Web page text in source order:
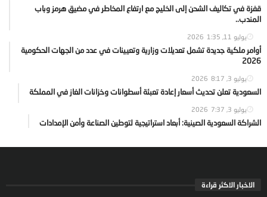
قفزة في تكاليف الشحن إلى الخليج مع ارتفاع المخاطر في مضيق هرمز وباب
المندب..
يوليو 11, 2026 1:35
أوامر ملكية جديدة تشمل تعديلات وزارية وتعيينات في عدد من الجهات الحكومية
2026
يوليو 3, 2026 8:17
السعودية تعلن تحديث أسعار إعادة تعبئة أسطوانات وخزانات الغاز في المملكة
يوليو 3, 2026 7:37
الشراكة السعودية الصينية: أبعاد استراتيجية لتوطين الصناعة وأمن الإمدادات
الاخبار الاكثر قراءة